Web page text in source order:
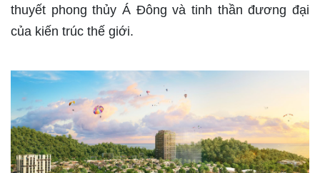
thuyết phong thủy Á Đông và tinh thần đương đại
của kiến trúc thế giới.